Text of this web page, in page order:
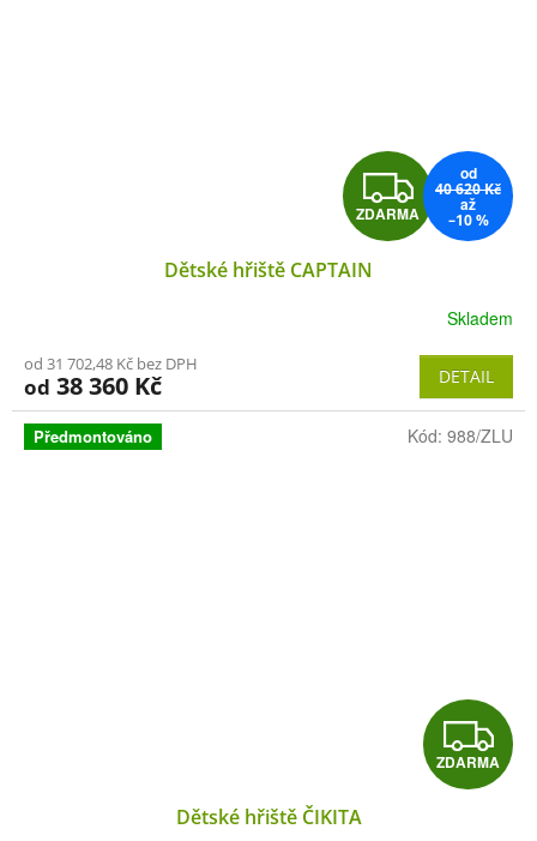
Z
D
M
A
ZDARMA
od
40 620 Kč
až
–10 %
Dětské hřiště CAPTAIN
Skladem
od 31 702,48 Kč bez DPH
od 38 360 Kč DETAIL
Předmontováno
Z
D
ZDARMA
Dětské hřiště ČIKITA
Kód: 988/ZLU